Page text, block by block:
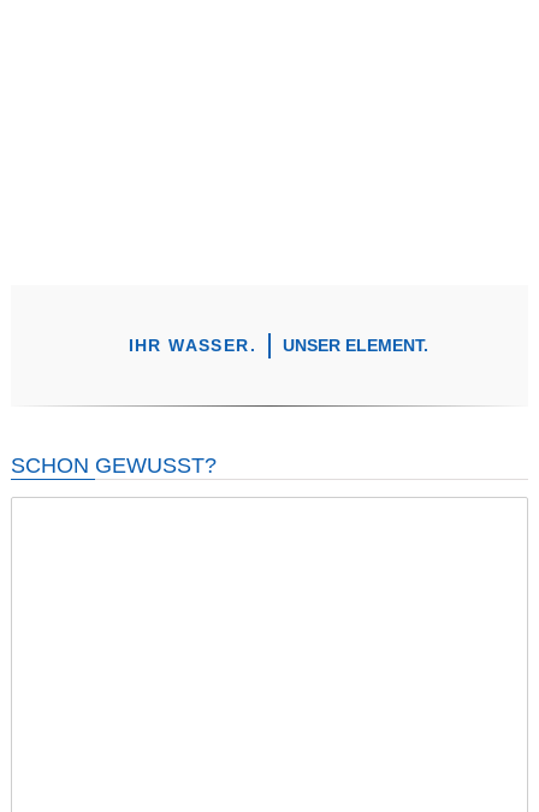
IHR WASSER. UNSER ELEMENT.
SCHON GEWUSST?